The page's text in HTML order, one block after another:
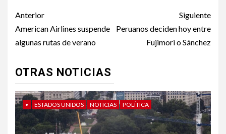
Post
navigation
Anterior
American Airlines suspende
algunas rutas de verano
Siguiente
Peruanos deciden hoy entre
Fujimori o Sánchez
OTRAS NOTICIAS
• ESTADOS UNIDOS NOTICIAS POLÍTICA